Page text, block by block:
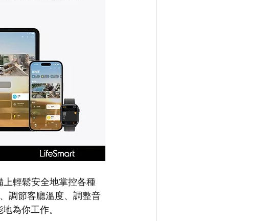
上輕鬆安全地掌控各種
調節客廳溫度、調整音
為你工作。